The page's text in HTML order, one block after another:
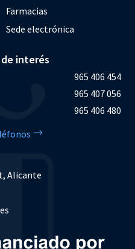
Farmacias
Sede electrónica
interés
965 406 454
965 407 056
965 406 480
Alicante